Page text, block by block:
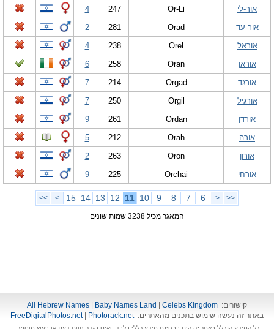
אור-לי Or-Li
247
4
אור-עד
Orad
281
2
אוראל
Orel
238
4
אוראן
Oran
258
6
אורגד
Orgad
214
7
אורגיל
Orgil
250
7
אורדן
Ordan
261
9
אורה
Orah
212
5
אורון
Oron
263
2
אורחי
Orchai
225
9
<<
<
6
7
8
9
10
11
12
13
14
15
>
>>
המאגר מכיל 3238 שמות שונים
קישורים: All Hebrew Names Baby Names Land
Celebs Kingdom
באתר זה נעשה שימוש בתכנים מהאתרים:
FreeDigitalPhotos.net| Photorack.net